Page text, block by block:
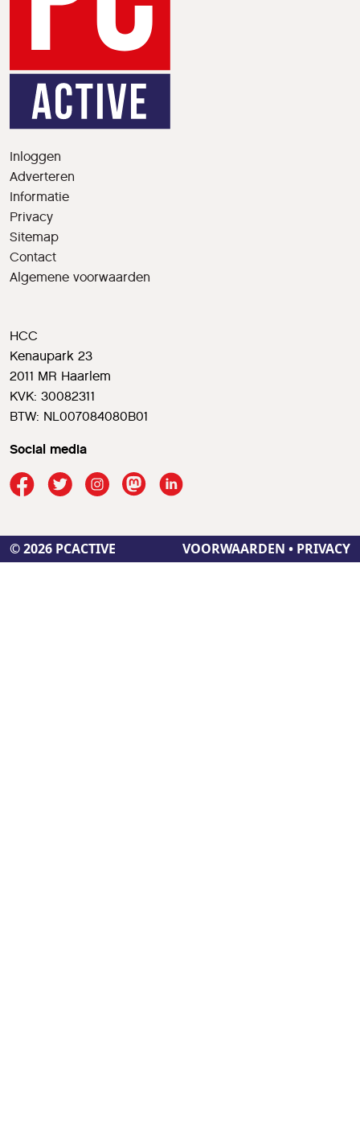
Inloggen
Adverteren
Informatie
Privacy
Sitemap
Contact
Algemene voorwaarden
HCC
Kenaupark 23
2011 MR Haarlem
KVK: 30082311
BTW: NL007084080B01
Social media
© 2026 PCACTIVE VOORWAARDEN • PRIVACY